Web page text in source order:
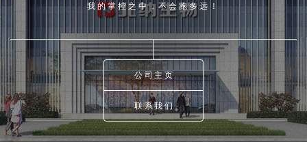
我的掌控之中，不会跑多远！
公司主页
联系我们